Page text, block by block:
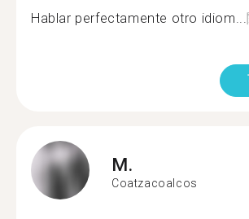
Hablar perfectamente otro idiom...
M.
Coatzacoalcos